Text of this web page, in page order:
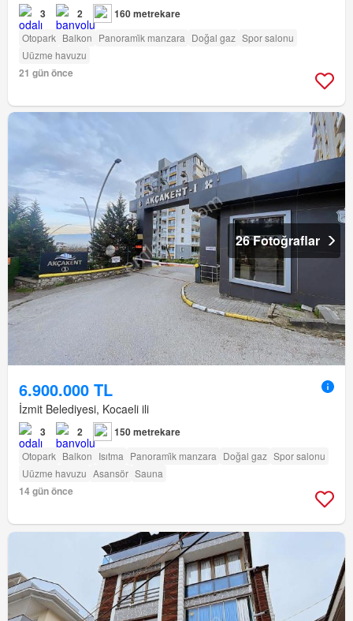
3 2 160 metrekare
Otopark Balkon Panorami̇k manzara Doğal gaz Spor salonu
Uüzme havuzu
21 gün önce
26 Fotoğraflar
6.900.000 TL
İzmit Belediyesi, Kocaeli ili
3 2 150 metrekare
Otopark Balkon Isıtma Panorami̇k manzara Doğal gaz Spor salonu
Uüzme havuzu Asansör Sauna
14 gün önce